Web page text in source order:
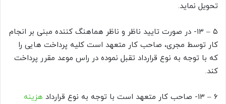
تحویل نماید.
۵ – ۱۳- در صورت تایید ناظر و ناظر هماهنگ کننده مبنی بر انجام
کار توسط مجری، صاحب کار متعهد است كليه پرداخت هایی را
که با توجه به نوع قرارداد تقبل نموده در راس موعد مقرر پرداخت
کند.
۶ – ۱۳- صاحب کار متعهد است با توجه به نوع قرارداد
هزینه